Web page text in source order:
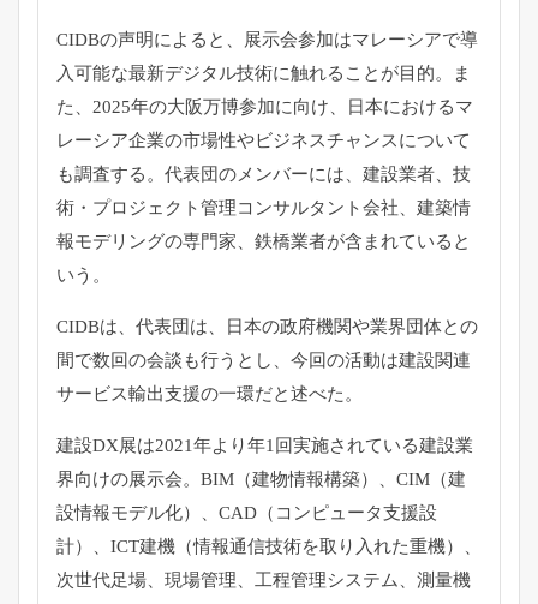
CIDBの声明によると、展示会参加はマレーシアで導
入可能な最新デジタル技術に触れることが目的。ま
た、2025年の大阪万博参加に向け、日本におけるマ
レーシア企業の市場性やビジネスチャンスについて
も調査する。代表団のメンバーには、建設業者、技
術・プロジェクト管理コンサルタント会社、建築情
報モデリングの専門家、鉄橋業者が含まれていると
いう。
CIDBは、代表団は、日本の政府機関や業界団体との
間で数回の会談も行うとし、今回の活動は建設関連
サービス輸出支援の一環だと述べた。
建設DX展は2021年より年1回実施されている建設業
界向けの展示会。BIM（建物情報構築）、CIM（建
設情報モデル化）、CAD（コンピュータ支援設
計）、ICT建機（情報通信技術を取り入れた重機）、
次世代足場、現場管理、工程管理システム、測量機